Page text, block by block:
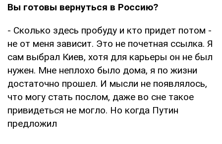
Вы готовы вернуться в Россию?
- Сколько здесь пробуду и кто придет потом -
не от меня зависит. Это не почетная ссылка. Я
сам выбрал Киев, хотя для карьеры он не был
нужен. Мне неплохо было дома, я по жизни
достаточно прошел. И мысли не появлялось,
что могу стать послом, даже во сне такое
привидеться не могло. Но когда Путин
предложил